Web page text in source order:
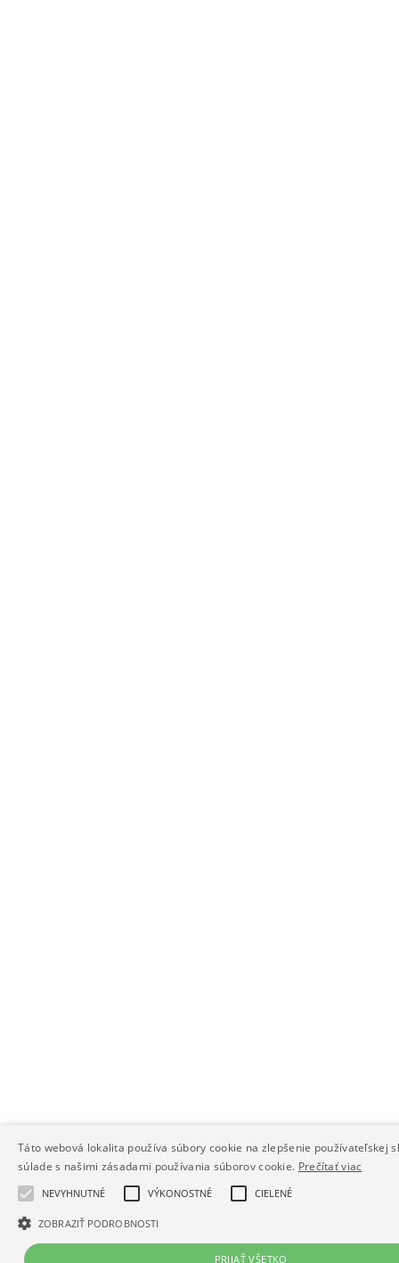
Táto webová lokalita používa súbory cookie na zlepšenie používateľskej
súlade s našimi zásadami používania súborov cookie. Prečítať viac
NEVYHNUTNÉ VÝKONOSTNÉ CIELENÉ
ZOBRAZIŤ PODROBNOSTI
PRIJAŤ VŠETKO